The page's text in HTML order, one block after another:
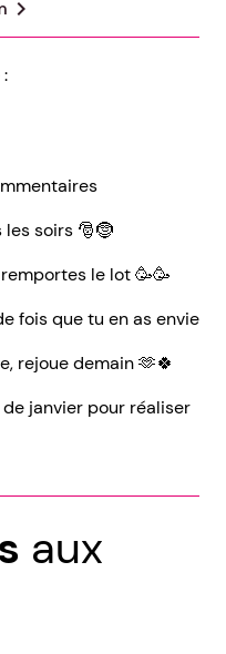
chevron_right
soirs 🎅🤶
le lot 🥳🥳
fois que tu en as envie
rejoue demain 🫶🍀
janvier pour réaliser
aux